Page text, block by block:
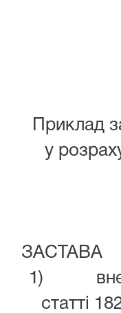
Приклад
у
ЗАСТАВА
1)
статті